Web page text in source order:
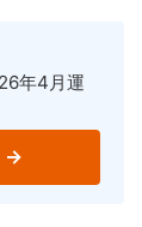
年4月運
→